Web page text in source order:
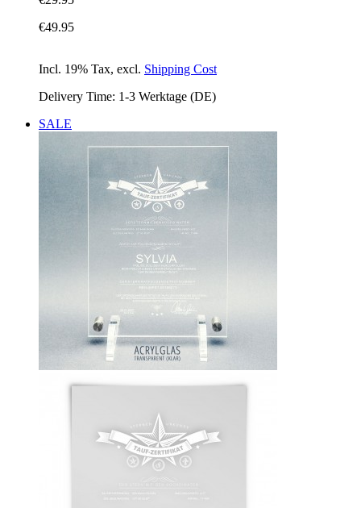
€49.95
Incl. 19% Tax, excl. Shipping Cost
Delivery Time: 1-3 Werktage (DE)
SALE